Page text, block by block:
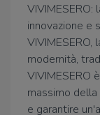
innovazione e
modernità,
VIVIMESERO
massimo
e garantire